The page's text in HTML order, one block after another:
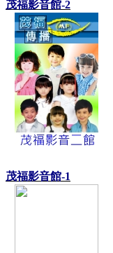
茂福影音館-2
茂福影音館-1